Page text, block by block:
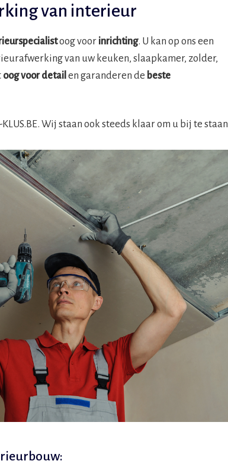
van interieur
oog voor inrichting. U kan op ons een
van uw keuken, slaapkamer, zolder,
oog voor detail en garanderen de beste
Wij staan ook steeds klaar om u bij te staan